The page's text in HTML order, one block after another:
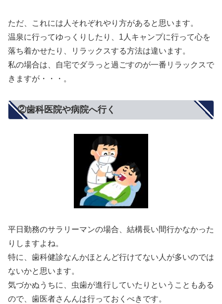
ただ、これには人それぞれやり方があると思います。
温泉に行ってゆっくりしたり、1人キャンプに行って心を
落ち着かせたり、リラックスする方法は違います。
私の場合は、自宅でダラっと過ごすのが一番リラックスで
きますが・・・。
②歯科医院や病院へ行く
平日勤務のサラリーマンの場合、結構長い間行かなかった
りしますよね。
特に、歯科健診なんかほとんど行けてない人が多いのでは
ないかと思います。
気づかぬうちに、虫歯が進行していたりということもある
ので、歯医者さんんは行っておくべきです。